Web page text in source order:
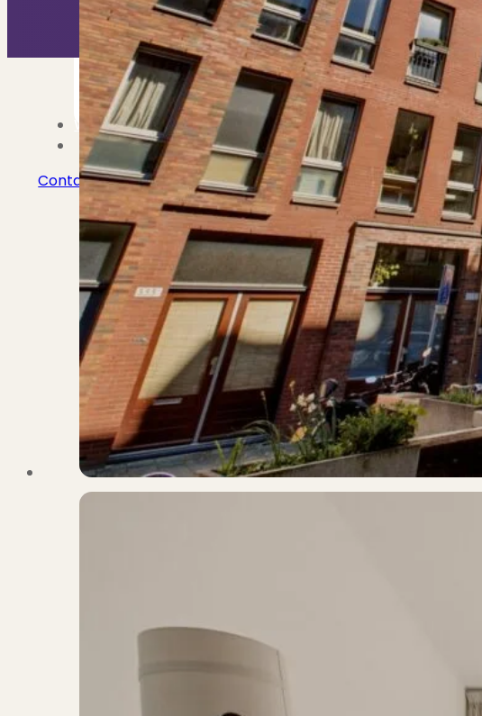
Werken bij PUUR*Kom jij ons team versterken?
Onze vestigingenDe kracht van 6 vestigingen!
Beoordelingen Dit zeggen klanten over ons
PartnersMaak gebruik van ons netwerk
VerenigingenPUUR* is aangesloten bij...
Werken bij PUUR*
ContactBekijk Vestigingen